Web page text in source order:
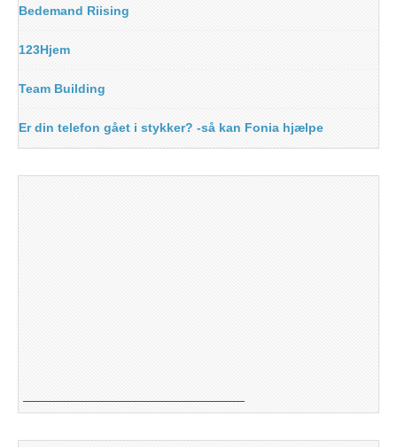
Bedemand Riising
123Hjem
Team Building
Er din telefon gået i stykker? -så kan Fonia hjælpe